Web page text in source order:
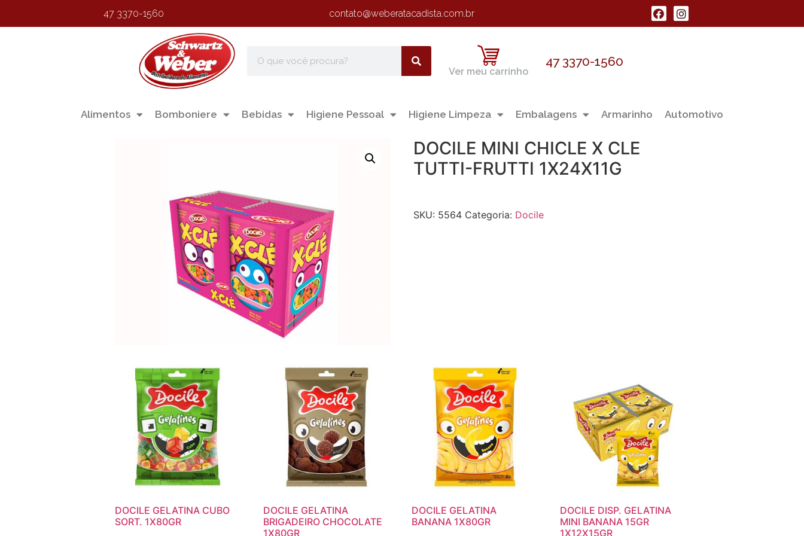
47 3370-1560 contato@weberatacadista.com.br
Ver meu carrinho
47 3370-1560
Alimentos Bomboniere Bebidas Higiene Pessoal Higiene Limpeza Embalagens Armarinho Automotivo
DOCILE MINI CHICLE X CLE
TUTTI-FRUTTI 1X24X11G
SKU: 5564 Categoria: Docile
DOCILE GELATINA CUBO
SORT. 1X80GR
DOCILE GELATINA
BRIGADEIRO CHOCOLATE
1X80GR
DOCILE GELATINA
BANANA 1X80GR
DOCILE DISP. GELATINA
MINI BANANA 15GR
1X12X15GR